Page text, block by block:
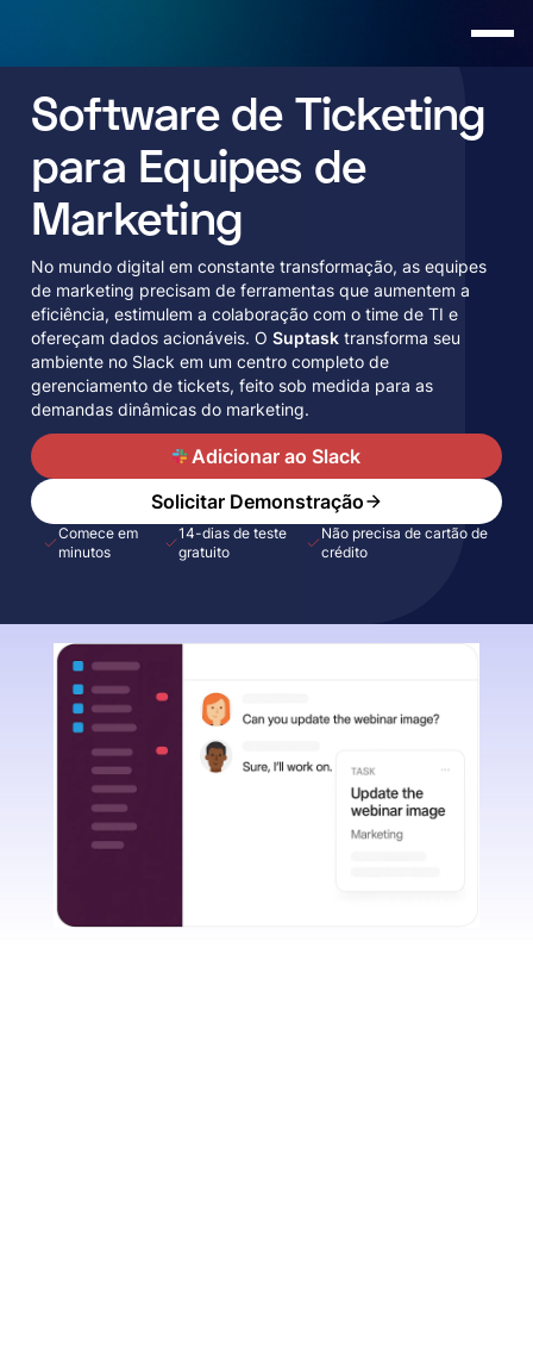
Software de Ticketing
para Equipes de
Marketing
No mundo digital em constante transformação, as equipes
de marketing precisam de ferramentas que aumentem a
eficiência, estimulem a colaboração com o time de TI e
ofereçam dados acionáveis. O Suptask transforma seu
ambiente no Slack em um centro completo de
gerenciamento de tickets, feito sob medida para as
demandas dinâmicas do marketing.
A Adicionar ao Slack
Solicitar Demonstração
Comece em
minutos
14-dias de teste
gratuito
Não precisa de cartão de
crédito